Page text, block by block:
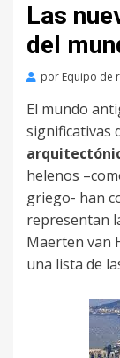
Las
del
por Equipo de
El mundo
significativas
helenos
griego- han
representan
Maerten van
una lista de